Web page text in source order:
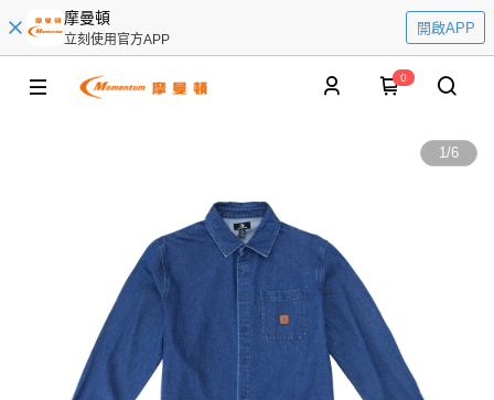
摩曼頓
立刻使用官方APP
開啟APP
0
1/6